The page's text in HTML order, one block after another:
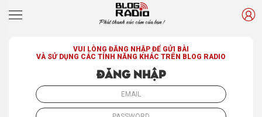
Phát thanh xúc cảm của bạn !
VUI LÒNG ĐĂNG NHẬP ĐỂ GỬI BÀI
VÀ SỬ DỤNG CÁC TÍNH NĂNG KHÁC TRÊN BLOG RADIO
Đăng nhập